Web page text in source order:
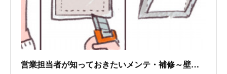
営業担当者が知っておきたいメンテ・補修～壁仕上げ材～